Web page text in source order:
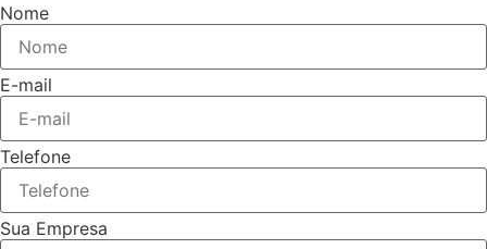
Nome
E-mail
Telefone
Sua Empresa